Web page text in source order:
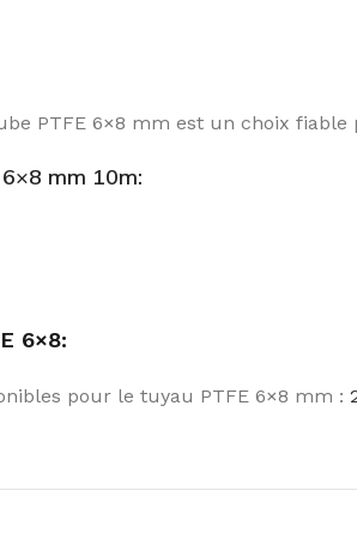
PTFE 6×8 mm est un choix
mm 10m:
6×8:
pour le tuyau PTFE 6×8 mm :